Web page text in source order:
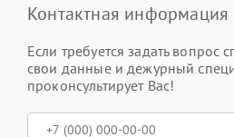
Контактная информация
Если требуется задать вопрос
свои данные и дежурный
проконсультирует Вас!